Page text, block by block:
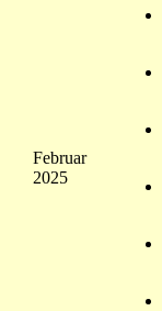
Februar
2025